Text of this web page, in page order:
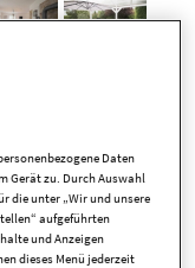
Daten
Gerät zu. Durch Auswahl
die unter „Wir und unsere
aufgeführten
und Anzeigen
dieses Menü jederzeit